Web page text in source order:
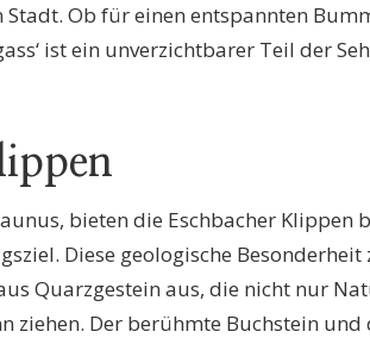
Ob für einen entspannten
ist ein unverzichtbarer Teil der
bieten die Eschbacher Klippen
Diese geologische Besonderheit
Quarzgestein aus, die nicht nur
ziehen. Der berühmte Buchstein und